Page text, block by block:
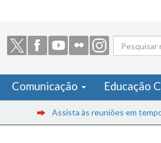
de
Comunicação Educação
Assista às reuniões em tempo